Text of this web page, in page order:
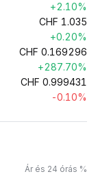
+2.10%
CHF 1.035
+0.20%
CHF 0.169296
+287.70%
CHF 0.999431
-0.10%
Ár és 24 órás %